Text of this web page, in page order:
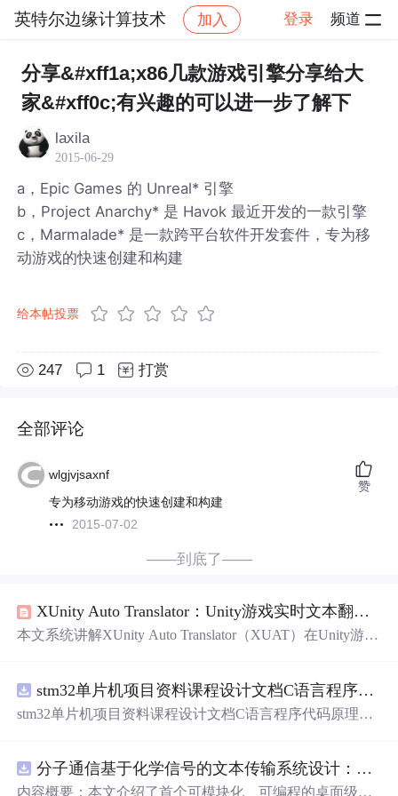
英特尔边缘计算技术 加入 登录 频道
社区 英特尔边缘计算技术 帖子详情
分享&#xff1a;x86几款游戏引擎分享给大
家&#xff0c;有兴趣的可以进一步了解下
laxila
2015-06-29
a，Epic Games 的 Unreal* 引擎
b，Project Anarchy* 是 Havok 最近开发的一款引擎
c，Marmalade* 是一款跨平台软件开发套件，专为移
动游戏的快速创建和构建
给本帖投票
247 1 打赏
全部评论
wlgjvjsaxnf
专为移动游戏的快速创建和构建
2015-07-02
赞
——到底了——
XUnity Auto Translator：Unity游戏实时文本翻译与汉化实战指南
本文系统讲解XUnity Auto Translator（XUAT）在Unity游戏
心配置文件（config.xml）调优、正则过滤规则、中文字体
渲染与乱码解决方案、翻译缓存机制及汉化补丁制作流
构建与调试。
stm32单片机项目资料课程设计文档C语言程序代码原理图电路PCB实例无线智能报警器的设计
stm32单片机项目资料课程设计文档C语言程序代码原理图
分子通信基于化学信号的文本传输系统设计：桌面式实验平台实现与非线性特性分析
内容概要：本文介绍了首个可模块化、可编程的桌面级分